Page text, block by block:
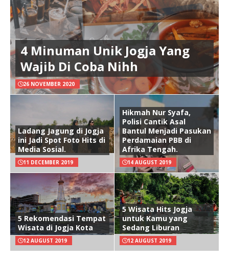
4 Minuman Unik Jogja Yang
Wajib Di Coba Nihh
26 NOVEMBER 2020
Ladang Jagung di Jogja
ini Jadi Spot Foto Hits di
Media Sosial.
11 DECEMBER 2019
Hikmah Nur Syafa,
Polisi Cantik Asal
Bantul Menjadi Pasukan
Perdamaian PBB di
Afrika Tengah.
14 AUGUST 2019
5 Rekomendasi Tempat
Wisata di Jogja Kota
12 AUGUST 2019
5 Wisata Hits Jogja
untuk Kamu yang
Sedang Liburan
12 AUGUST 2019